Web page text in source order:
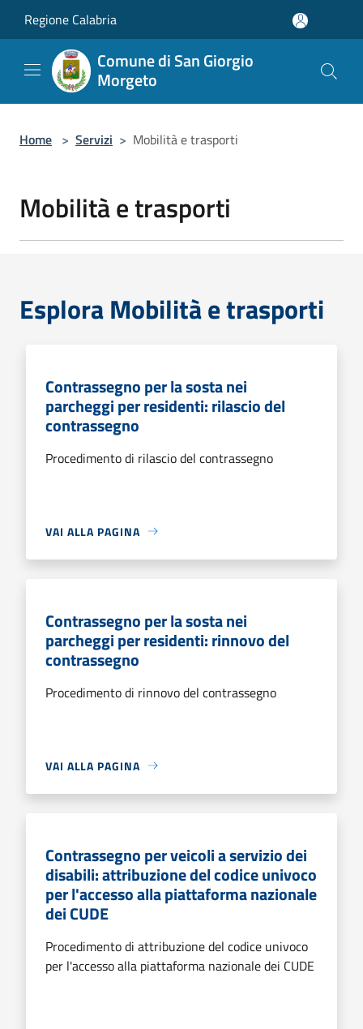
Regione Calabria
Comune di San Giorgio
Morgeto
Home > Servizi > Mobilità e trasporti
Mobilità e trasporti
Esplora Mobilità e trasporti
Contrassegno per la sosta nei
parcheggi per residenti: rilascio del
contrassegno
Procedimento di rilascio del contrassegno
VAI ALLA PAGINA
Contrassegno per la sosta nei
parcheggi per residenti: rinnovo del
contrassegno
Procedimento di rinnovo del contrassegno
VAI ALLA PAGINA
Contrassegno per veicoli a servizio dei
disabili: attribuzione del codice univoco
per l'accesso alla piattaforma nazionale
dei CUDE
Procedimento di attribuzione del codice univoco
per l'accesso alla piattaforma nazionale dei CUDE